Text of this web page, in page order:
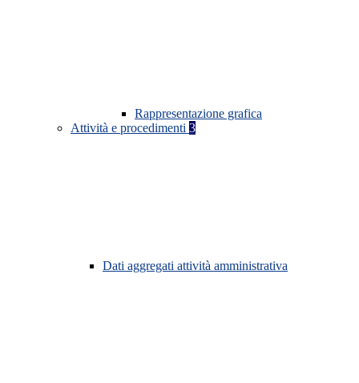
Rappresentazione grafica
Attività e procedimenti 3
Dati aggregati attività amministrativa